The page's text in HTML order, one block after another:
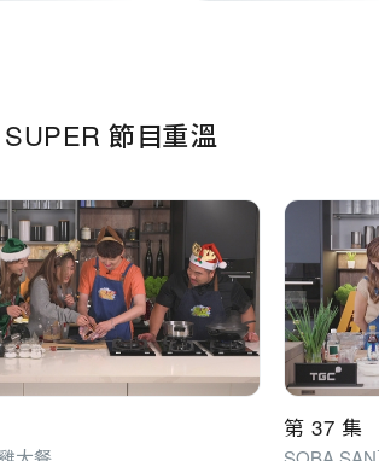
節目重溫
第 37 集